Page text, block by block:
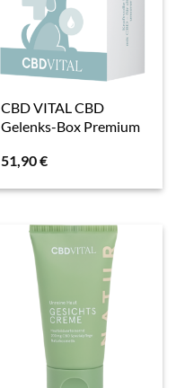
CBD VITAL CBD
Gelenks-Box Premium
51,90€